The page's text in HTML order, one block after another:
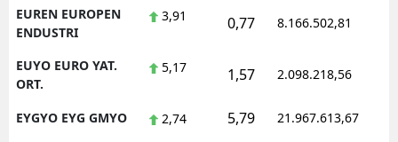
EUREN EUROPEN
ENDUSTRI
3,91 0,77 8.166.502,81
EUYO EURO YAT.
ORT.
5,17 1,57 2.098.218,56
EYGYO EYG GMYO 2,74 5,79 21.967.613,67